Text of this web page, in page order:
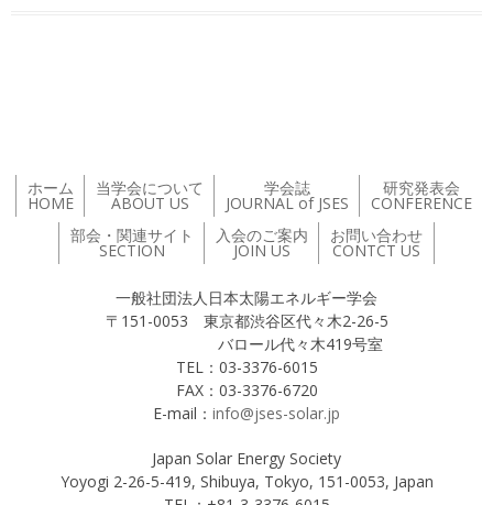
ホーム
HOME
当学会について
ABOUT US
学会誌
JOURNAL of JSES
研究発表会
CONFERENCE
部会・関連サイト
SECTION
入会のご案内
JOIN US
お問い合わせ
CONTCT US
一般社団法人日本太陽エネルギー学会
〒151-0053 東京都渋谷区代々木2-26-5
バロール代々木419号室
TEL：03-3376-6015
FAX：03-3376-6720
E-mail： info@jses-solar.jp
Japan Solar Energy Society
Yoyogi 2-26-5-419, Shibuya, Tokyo, 151-0053, Japan